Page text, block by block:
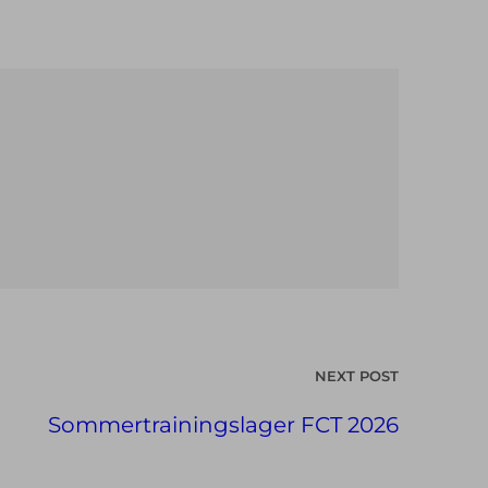
NEXT POST
Sommertrainingslager FCT 2026